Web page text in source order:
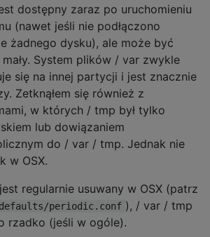
dostępny zaraz po uruchomieniu
(nawet jeśli nie podłączono
żadnego dysku), ale może być
System plików / var zwykle
się na innej partycji i jest znacznie
Zetknąłem się również z
w których / tmp był tylko
lub dowiązaniem
do / var / tmp. Jednak nie
w OSX.
regularnie usuwany w OSX (patrz
periodic.conf ), / var / tmp
rzadko (jeśli w ogóle).